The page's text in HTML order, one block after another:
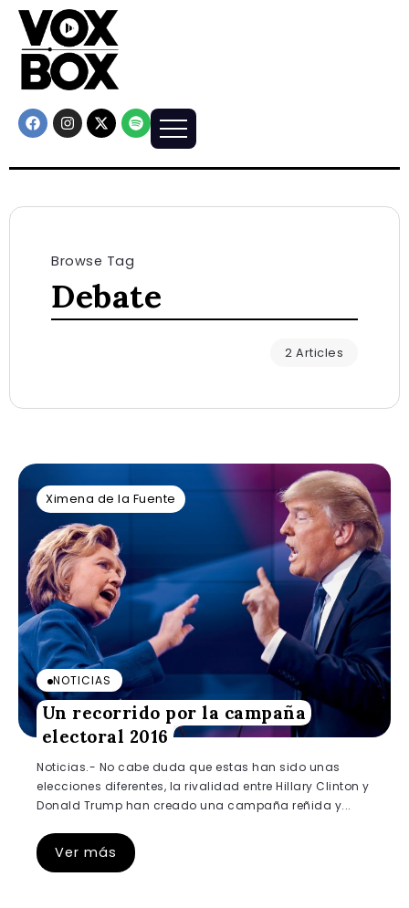
Browse Tag
Debate
2 Articles
Ximena de la Fuente
NOTICIAS
Un recorrido por la campaña
electoral 2016
Noticias.- No cabe duda que estas han sido unas
elecciones diferentes, la rivalidad entre Hillary Clinton y
Donald Trump han creado una campaña reñida y...
Ver más